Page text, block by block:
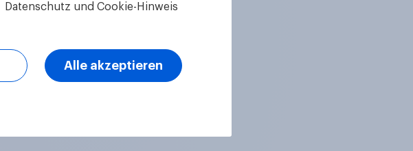
Datenschutz und Cookie-Hinweis
Alle akzeptieren